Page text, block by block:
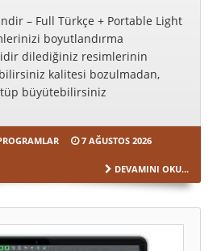
– Full Türkçe + Portable Light
boyutlandırma
dilediğiniz resimlerinin
kalitesi bozulmadan,
büyütebilirsiniz
7 AĞUSTOS 2026
DEVAMINI OKU...